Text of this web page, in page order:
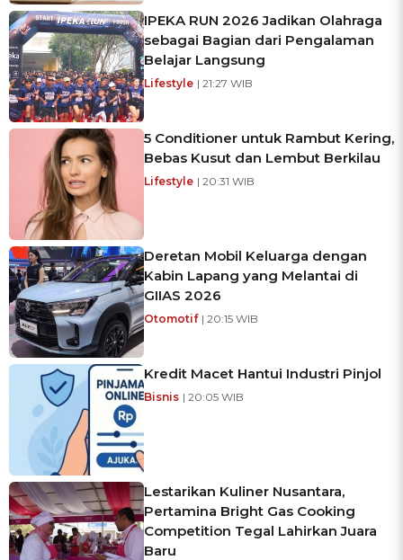
IPEKA RUN 2026 Jadikan Olahraga
sebagai Bagian dari Pengalaman
Belajar Langsung
Lifestyle | 21:27 WIB
5 Conditioner untuk Rambut Kering,
Bebas Kusut dan Lembut Berkilau
Lifestyle | 20:31 WIB
Deretan Mobil Keluarga dengan
Kabin Lapang yang Melantai di
GIIAS 2026
Otomotif | 20:15 WIB
Kredit Macet Hantui Industri Pinjol
Bisnis | 20:05 WIB
Lestarikan Kuliner Nusantara,
Pertamina Bright Gas Cooking
Competition Tegal Lahirkan Juara
Baru